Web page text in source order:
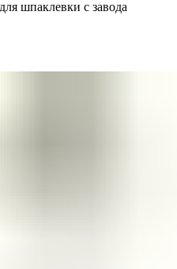
шпаклевки с завода